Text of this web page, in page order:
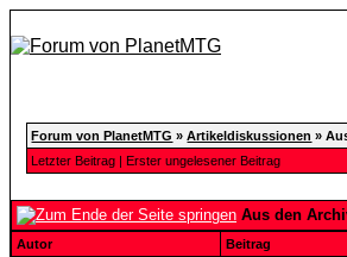
Forum von PlanetMTG »Artikeldiskussionen »
Letzter Beitrag |Erster ungelesener Beitrag
Aus den
Autor Beitrag